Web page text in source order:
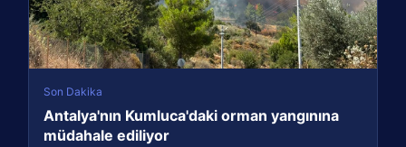
Son Dakika
Antalya'nın Kumluca'daki orman yangınına
müdahale ediliyor